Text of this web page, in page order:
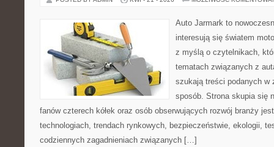
Auto Jarmark to
interesują się światem
z myślą o czytelnikach,
tematach związanych z
szukają treści podanych w
sposób. Strona skupia się
fanów czterech kółek oraz osób obserwujących rozwój branży
technologiach, trendach rynkowych, bezpieczeństwie, ekologii,
codziennych zagadnieniach związanych […]